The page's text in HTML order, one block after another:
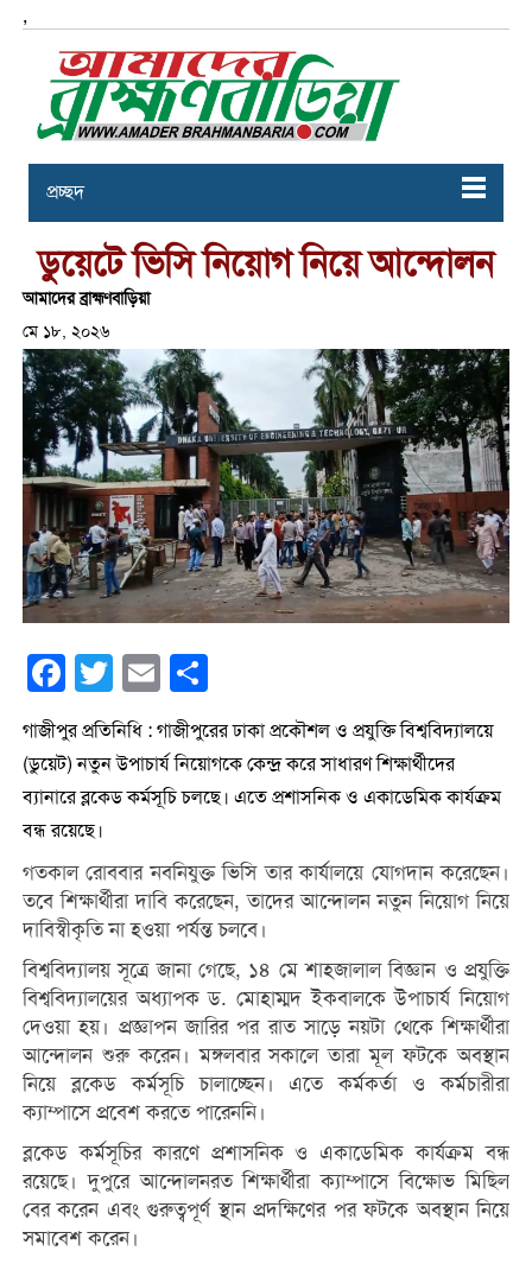
,
প্রচ্ছদ
ডুয়েটে ভিসি নিয়োগ নিয়ে আন্দোলন
আমাদের ব্রাহ্মণবাড়িয়া
মে ১৮, ২০২৬
Facebook
Twitter Email
গাজীপুর প্রতিনিধি : গাজীপুরের ঢাকা প্রকৌশল ও প্রযুক্তি বিশ্ববিদ্যালয়ে
(ডুয়েট) নতুন উপাচার্য নিয়োগকে কেন্দ্র করে সাধারণ শিক্ষার্থীদের
ব্যানারে ব্লকেড কর্মসূচি চলছে। এতে প্রশাসনিক ও একাডেমিক কার্যক্রম
বন্ধ রয়েছে।
গতকাল রোববার নবনিযুক্ত ভিসি তার কার্যালয়ে যোগদান করেছেন।
তবে শিক্ষার্থীরা দাবি করেছেন, তাদের আন্দোলন নতুন নিয়োগ নিয়ে
দাবিস্বীকৃতি না হওয়া পর্যন্ত চলবে।
বিশ্ববিদ্যালয় সূত্রে জানা গেছে, ১৪ মে শাহজালাল বিজ্ঞান ও প্রযুক্তি
বিশ্ববিদ্যালয়ের অধ্যাপক ড. মোহাম্মদ ইকবালকে উপাচার্য নিয়োগ
দেওয়া হয়। প্রজ্ঞাপন জারির পর রাত সাড়ে নয়টা থেকে শিক্ষার্থীরা
আন্দোলন শুরু করেন। মঙ্গলবার সকালে তারা মূল ফটকে অবস্থান
নিয়ে ব্লকেড কর্মসূচি চালাচ্ছেন। এতে কর্মকর্তা ও কর্মচারীরা
ক্যাম্পাসে প্রবেশ করতে পারেননি।
ব্লকেড কর্মসূচির কারণে প্রশাসনিক ও একাডেমিক কার্যক্রম বন্ধ
রয়েছে। দুপুরে আন্দোলনরত শিক্ষার্থীরা ক্যাম্পাসে বিক্ষোভ মিছিল
বের করেন এবং গুরুত্বপূর্ণ স্থান প্রদক্ষিণের পর ফটকে অবস্থান নিয়ে
সমাবেশ করেন।